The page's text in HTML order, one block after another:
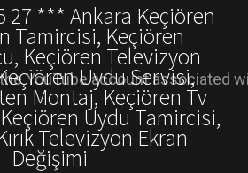
27 *** Ankara Keçiören
Tamircisi, Keçiören
Keçiören Televizyon
Uydu Servisi,
Montaj, Keçiören Tv
Uydu Tamircisi,
Televizyon Ekran
Değişimi